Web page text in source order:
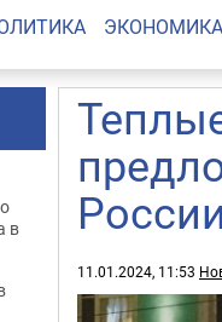
ЭКОНОМИКА
России
11.01.2024, 11:53
в